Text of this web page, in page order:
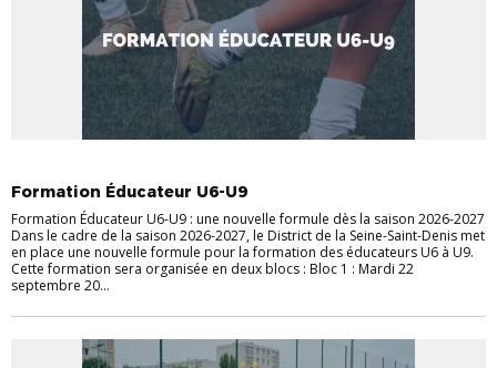
Formation Éducateur U6-U9
Formation Éducateur U6-U9 : une nouvelle formule dès la saison 2026-2027
Dans le cadre de la saison 2026-2027, le District de la Seine-Saint-Denis met
en place une nouvelle formule pour la formation des éducateurs U6 à U9.
Cette formation sera organisée en deux blocs : Bloc 1 : Mardi 22
septembre 20...